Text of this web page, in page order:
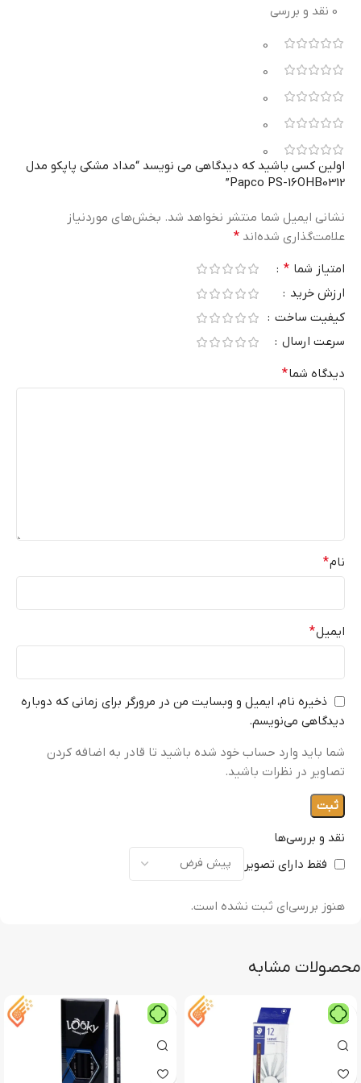
0 نقد و بررسی
0
0
0
0
0
نقد و بررسی‌ها
فقط دارای تصویر
هنوز بررسی‌ای ثبت نشده است.
اولین کسی باشید که دیدگاهی می نویسد “مداد مشکی پاپکو مدل
Papco PS-16OHB0312”
نشانی ایمیل شما منتشر نخواهد شد. بخش‌های موردنیاز
علامت‌گذاری شده‌اند *
امتیاز شما *
ارزش خرید
کیفیت ساخت
سرعت ارسال
دیدگاه شما*
نام*
ایمیل*
ذخیره نام، ایمیل و وبسایت من در مرورگر برای زمانی که دوباره
دیدگاهی می‌نویسم.
شما باید وارد حساب خود شده باشید تا قادر به اضافه کردن
تصاویر در نظرات باشید.
محصولات مشابه